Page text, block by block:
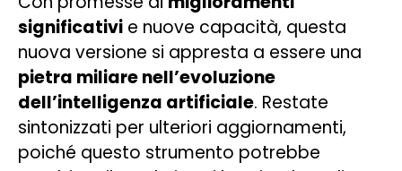
significativi e nuove capacità, questa
nuova versione si appresta a essere una
pietra miliare nell’evoluzione
dell’intelligenza artificiale. Restate
sintonizzati per ulteriori aggiornamenti,
poiché questo strumento potrebbe